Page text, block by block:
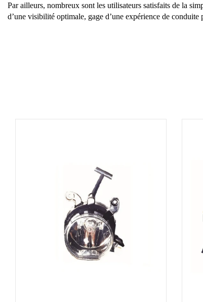
Par ailleurs, nombreux sont les utilisateurs satisfaits de la
d’une visibilité optimale, gage d’une expérience de conduite